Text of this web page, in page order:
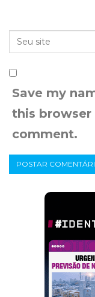
Save my
this
comment.